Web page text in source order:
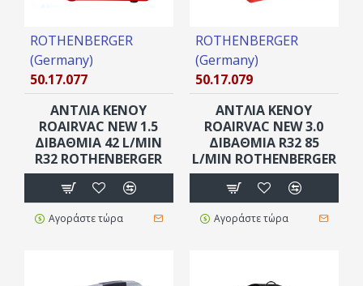
ROTHENBERGER
(Germany)
50.17.077
ΑΝΤΛΙΑ ΚΕΝΟΥ
ROAIRVAC NEW 1.5
ΔΙΒΑΘΜΙΑ 42 L/MIN
R32 ROTHENBERGER
Αγοράστε τώρα
ROTHENBERGER
(Germany)
50.17.079
ΑΝΤΛΙΑ ΚΕΝΟΥ
ROAIRVAC NEW 3.0
ΔΙΒΑΘΜΙΑ R32 85
L/MIN ROTHENBERGER
Αγοράστε τώρα